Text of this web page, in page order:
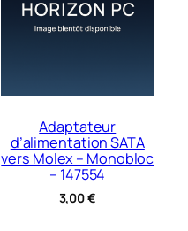
Adaptateur
d’alimentation SATA
vers Molex – Monobloc
– 147554
3,00€